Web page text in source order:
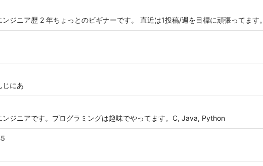
ジニア歴 2 年ちょっとのビギナーです。 直近は1投稿/週を目標に頑張ってます。
じにあ
ンジニアです。プログラミングは趣味でやってます。C, Java, Python